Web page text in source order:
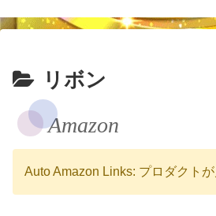
リボン
Amazon
Auto Amazon Links: プロダクトが